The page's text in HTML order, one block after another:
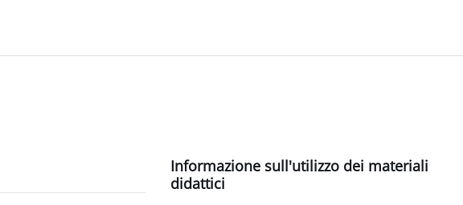
Blocchi
Informazione sull'utilizzo dei materiali
didattici